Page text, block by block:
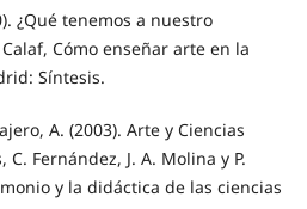
¿Qué tenemos a nuestro
Cómo enseñar arte en la
Síntesis.
A. (2003). Arte y Ciencias
C. Fernández, J. A. Molina y P.
y la didáctica de las ciencias